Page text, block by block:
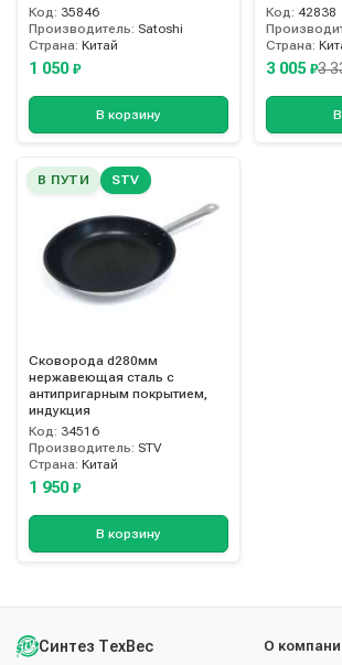
Код: 35846
Производитель: Satoshi
Страна: Китай
1 050 ₽
В корзину
Код: 42838
Страна:
3 005 ₽3
В ПУТИ STV
Сковорода d280мм
нержавеющая сталь с
антипригарным покрытием,
индукция
Код: 34516
Производитель: STV
Страна: Китай
1 950 ₽
В корзину
Синтез ТехВес
О